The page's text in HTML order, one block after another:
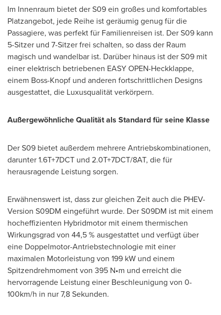
Im Innenraum bietet der S09 ein großes und komfortables
Platzangebot, jede Reihe ist geräumig genug für die
Passagiere, was perfekt für Familienreisen ist. Der S09 kann
5-Sitzer und 7-Sitzer frei schalten, so dass der Raum
magisch und wandelbar ist. Darüber hinaus ist der S09 mit
einer elektrisch betriebenen EASY OPEN-Heckklappe,
einem Boss-Knopf und anderen fortschrittlichen Designs
ausgestattet, die Luxusqualität verkörpern.
Außergewöhnliche Qualität als Standard für seine Klasse
Der S09 bietet außerdem mehrere Antriebskombinationen,
darunter 1.6T+7DCT und 2.0T+7DCT/8AT, die für
herausragende Leistung sorgen.
Erwähnenswert ist, dass zur gleichen Zeit auch die PHEV-
Version S09DM eingeführt wurde. Der S09DM ist mit einem
hocheffizienten Hybridmotor mit einem thermischen
Wirkungsgrad von 44,5 % ausgestattet und verfügt über
eine Doppelmotor-Antriebstechnologie mit einer
maximalen Motorleistung von 199 kW und einem
Spitzendrehmoment von 395 N•m und erreicht die
hervorragende Leistung einer Beschleunigung von 0-
100km/h in nur 7,8 Sekunden.